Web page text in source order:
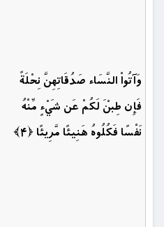
وَآتُواْ النَّسَاء صَدُقَاتِهِنَّ نِحْلَةً
فَإِن طِبْنَ لَكُمْ عَن شَيْءٍ مِّنْهُ
نَفْسًا فَكُلُوهُ هَنِيئًا مَّرِيئًا ﴿۴﴾